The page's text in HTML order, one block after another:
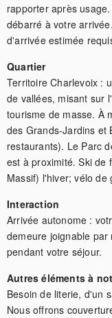
rapporter après
débarré à votre
d'arrivée estimée
Quartier
Territoire Charlevoix :
de vallées, misant sur
tourisme de masse. À
des Grands-Jardins et
restaurants). Le Parc
est à proximité. Ski de
Massif) l'hiver; vélo
Interaction
Arrivée autonome :
demeure joignable
pendant votre séjour.
Autres éléments à
Besoin de literie, d'un
Nous offrons